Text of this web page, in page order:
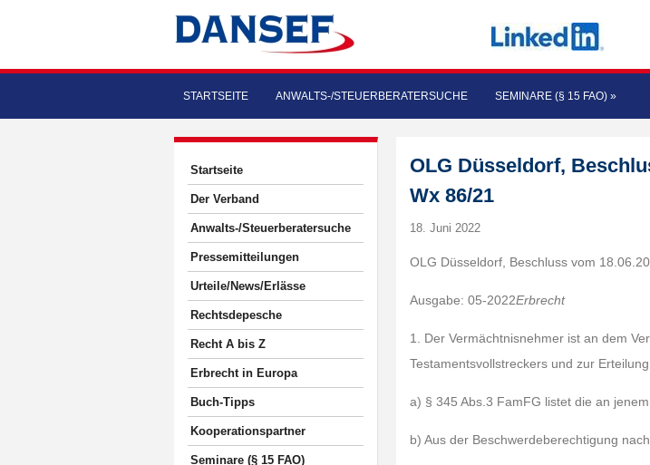
STARTSEITE ANWALTS-/STEUERBERATERSUCHE SEMINARE (§ 15 FAO) »
Startseite
Der Verband
Anwalts-/Steuerberatersuche
Pressemitteilungen
Urteile/News/Erlässe
Rechtsdepesche
Recht A bis Z
Erbrecht in Europa
Buch-Tipps
Kooperationspartner
Seminare (§ 15 FAO)
OLG Düsseldorf,
Wx 86/21
18. Juni 2022
OLG Düsseldorf, Beschluss vom
Ausgabe: 05-2022Erbrecht
1. Der Vermächtnisnehmer ist an dem
Testamentsvollstreckers und zur
a) § 345 Abs.3 FamFG listet die an
b) Aus der Beschwerdeberechtigung